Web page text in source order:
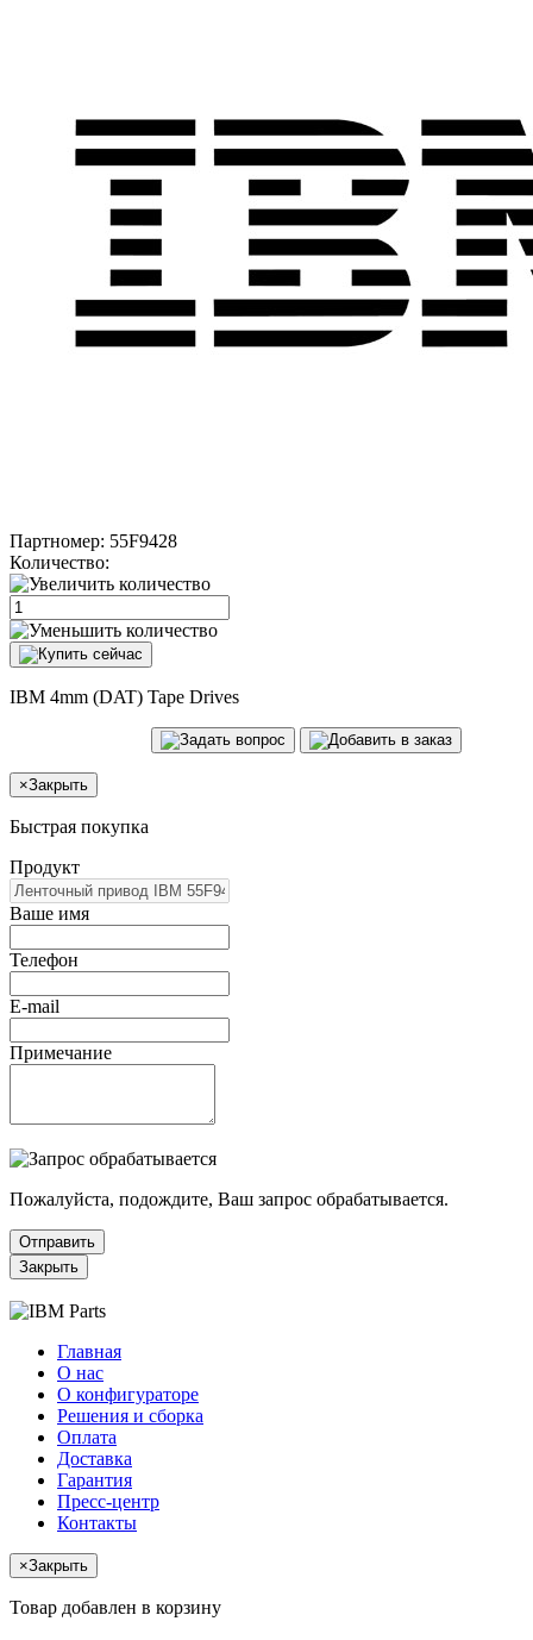
Партномер: 55F9428
Количество:
IBM 4mm (DAT) Tape Drives
×Закрыть
Быстрая покупка
Продукт
Ваше имя
Телефон
E-mail
Примечание
Пожалуйста, подождите, Ваш запрос обрабатывается.
Отправить
Закрыть
Главная
О нас
О конфигураторе
Решения и сборка
Оплата
Доставка
Гарантия
Пресс-центр
Контакты
×Закрыть
Товар добавлен в корзину